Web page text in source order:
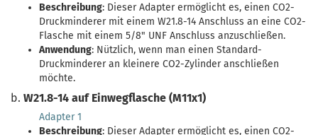
Beschreibung: Dieser Adapter ermöglicht es, einen CO2-
Druckminderer mit einem W21.8-14 Anschluss an eine CO2-
Flasche mit einem 5/8" UNF Anschluss anzuschließen.
Anwendung: Nützlich, wenn man einen Standard-
Druckminderer an kleinere CO2-Zylinder anschließen
möchte.
b. W21.8-14 auf Einwegflasche (M11x1)
Adapter 1
Beschreibung: Dieser Adapter ermöglicht es, einen CO2-